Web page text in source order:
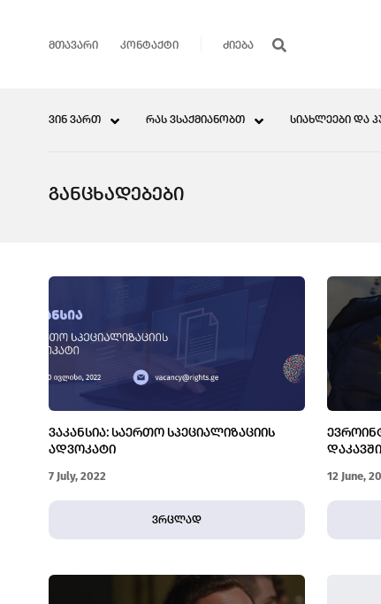
ᲛᲗᲐᲕᲐᲠᲘ ᲙᲝᲜᲢᲐᲥᲢᲘ
ᲕᲘᲜ ᲕᲐᲠᲗ ᲠᲐᲡ ᲕᲡᲐᲥᲛᲘᲐᲜᲝᲑᲗ ᲡᲘᲐᲮᲚᲔᲔᲑᲘ ᲓᲐ
ᲒᲐᲜᲪᲮᲐᲓᲔᲑᲔᲑᲘ
ᲕᲐᲙᲐᲜᲡᲘᲐ: ᲡᲐᲔᲠᲗᲝ ᲡᲞᲔᲪᲘᲐᲚᲘᲖᲐᲪᲘᲘᲡ
ᲐᲓᲕᲝᲙᲐᲢᲘ
7 July, 2022
ვრცლად
12 June,